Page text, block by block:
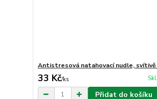
Antistresová natahovací nudle, svítivě
33 Kč/ks
Přidat do košíku